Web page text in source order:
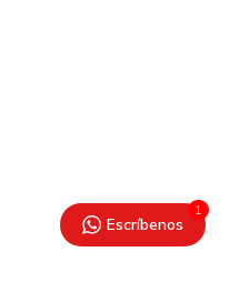
Escríbenos
1